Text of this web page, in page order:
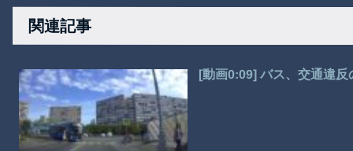
関連記事
[動画0:09] バス、交通違